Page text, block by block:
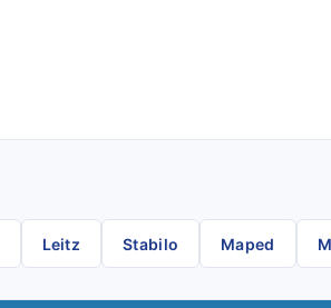
Leitz Stabilo Maped